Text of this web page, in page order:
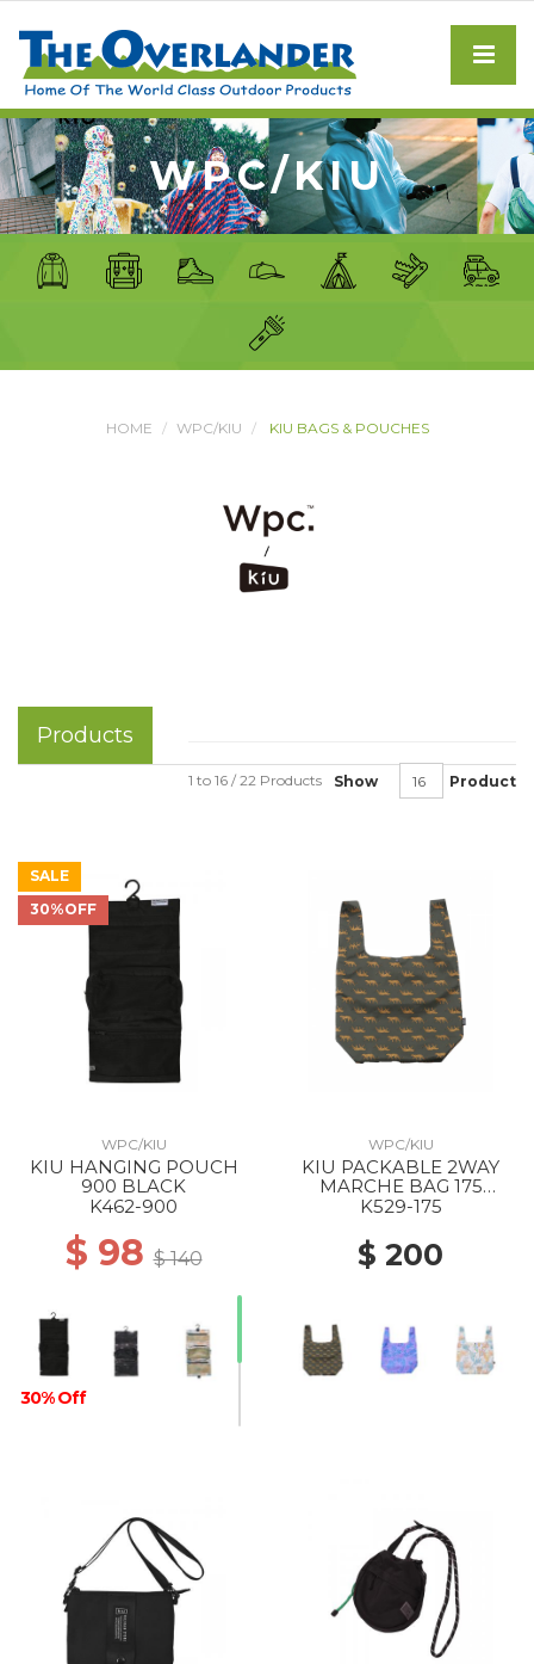
WPC/KIU
HOME WPC/KIU KIU BAGS & POUCHES
Products
Show Product
1 to 16 / 22 Products
SALE
30%OFF
WPC/KIU
KIU HANGING POUCH
900 BLACK
K462-900
$ 98$ 140
30% Off
WPC/KIU
KIU PACKABLE 2WAY
MARCHE BAG 175
LEOPARD
K529-175
$ 200